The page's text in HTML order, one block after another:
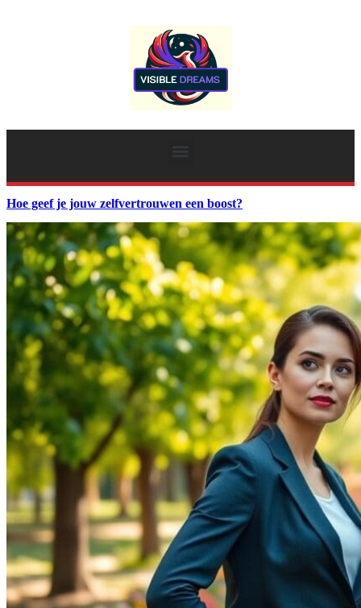
Hoe geef je jouw zelfvertrouwen een boost?